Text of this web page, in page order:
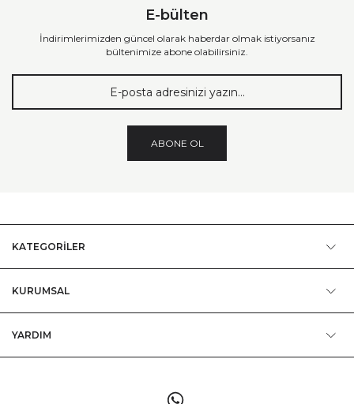
E-bülten
İndirimlerimizden güncel olarak haberdar olmak istiyorsanız
bültenimize abone olabilirsiniz.
ABONE OL
KATEGORİLER
KURUMSAL
YARDIM